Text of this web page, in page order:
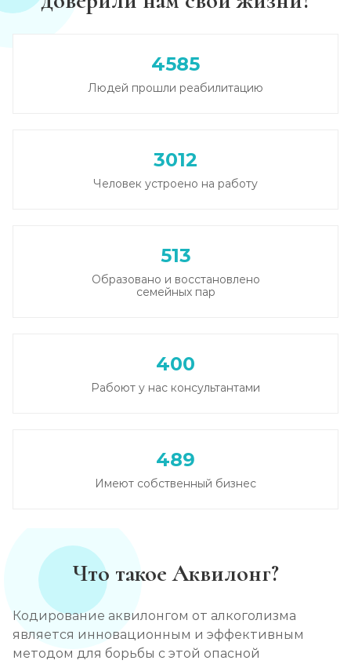
Экстренное вытрезвление
Прокапаться от алкоголя
Записаться
Круглосуточный вывод из запоя
Вывод из запоя в стационаре (сутки)
Записаться
Лечение плазмаферезом
от 5 000 ₽
Кодирование от алкоголизма
4585
Людей прошли реабилитацию
3012
Человек устроено на работу
513
Образовано и восстановлено
семейных пар
400
Рабоют у нас консультантами
489
Имеют собственный бизнес
Что такое Аквилонг?
Кодирование аквилонгом от алкоголизма
является инновационным и эффективным
методом для борьбы с этой опасной